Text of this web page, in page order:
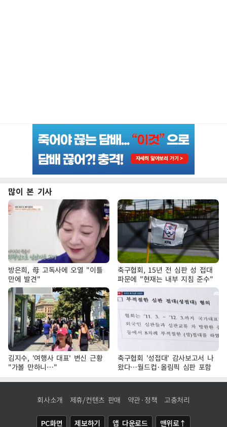
많이 본 기사
방은희, 母 고독사에 오열 "이틀
만에 발견"
축구협회, 15년 전 심판 성 접대
파문에 "현재는 내부 지침 준수"
김지수, '여행사 대표' 변신 근황
"가볼 만하니…"
축구협회 '성접대' 감사보고서 나
왔다…월드컵·올림픽 심판 포함
회사소개 제휴/컨텐츠 판매 약관·정책 고충처리
PC화면 제보하기 앱 다운로드 맨위로↑